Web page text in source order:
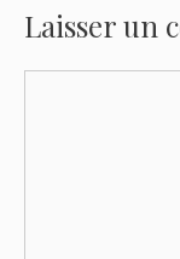
Laisser un